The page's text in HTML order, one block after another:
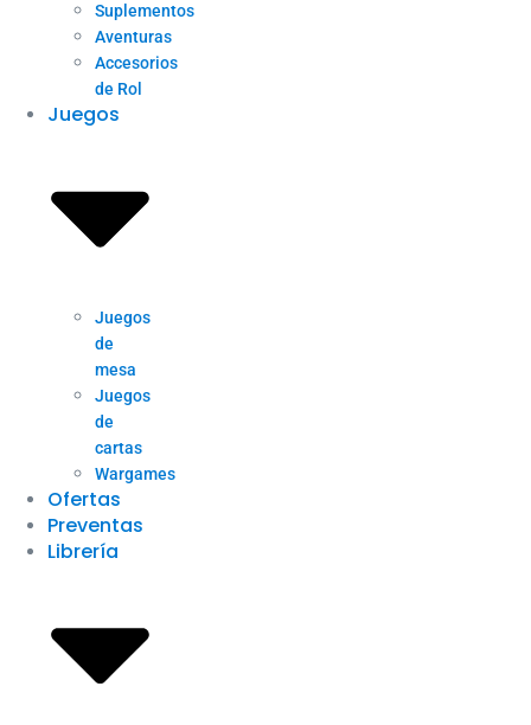
Suplementos
Aventuras
Accesorios
de Rol
Juegos
Juegos
de
mesa
Juegos
de
cartas
Wargames
Ofertas
Preventas
Librería